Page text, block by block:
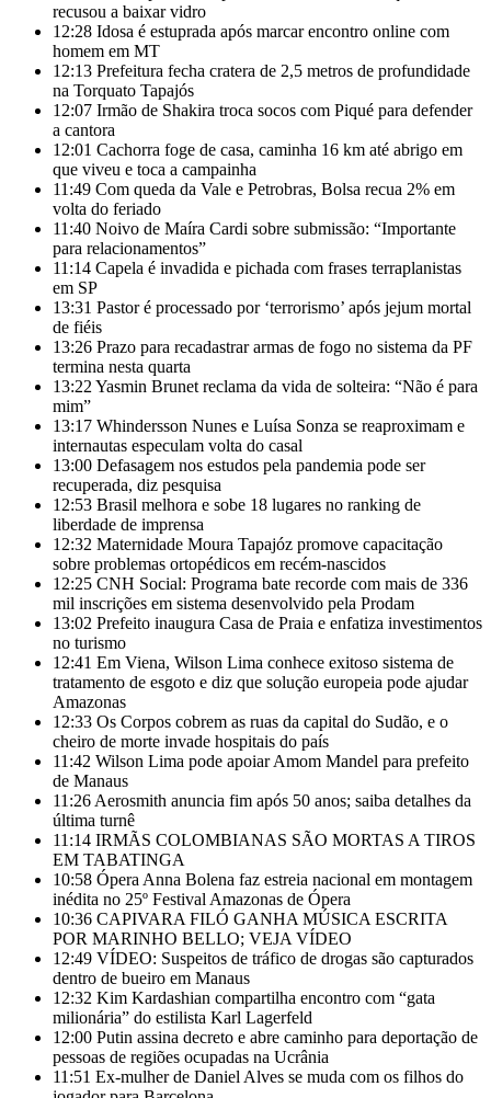
recusou a baixar vidro
12:28 Idosa é estuprada após marcar encontro online com
homem em MT
12:13 Prefeitura fecha cratera de 2,5 metros de profundidade
na Torquato Tapajós
12:07 Irmão de Shakira troca socos com Piqué para defender
a cantora
12:01 Cachorra foge de casa, caminha 16 km até abrigo em
que viveu e toca a campainha
11:49 Com queda da Vale e Petrobras, Bolsa recua 2% em
volta do feriado
11:40 Noivo de Maíra Cardi sobre submissão: “Importante
para relacionamentos”
11:14 Capela é invadida e pichada com frases terraplanistas
em SP
13:31 Pastor é processado por ‘terrorismo’ após jejum mortal
de fiéis
13:26 Prazo para recadastrar armas de fogo no sistema da PF
termina nesta quarta
13:22 Yasmin Brunet reclama da vida de solteira: “Não é para
mim”
13:17 Whindersson Nunes e Luísa Sonza se reaproximam e
internautas especulam volta do casal
13:00 Defasagem nos estudos pela pandemia pode ser
recuperada, diz pesquisa
12:53 Brasil melhora e sobe 18 lugares no ranking de
liberdade de imprensa
12:32 Maternidade Moura Tapajóz promove capacitação
sobre problemas ortopédicos em recém-nascidos
12:25 CNH Social: Programa bate recorde com mais de 336
mil inscrições em sistema desenvolvido pela Prodam
13:02 Prefeito inaugura Casa de Praia e enfatiza investimentos
no turismo
12:41 Em Viena, Wilson Lima conhece exitoso sistema de
tratamento de esgoto e diz que solução europeia pode ajudar
Amazonas
12:33 Os Corpos cobrem as ruas da capital do Sudão, e o
cheiro de morte invade hospitais do país
11:42 Wilson Lima pode apoiar Amom Mandel para prefeito
de Manaus
11:26 Aerosmith anuncia fim após 50 anos; saiba detalhes da
última turnê
11:14 IRMÃS COLOMBIANAS SÃO MORTAS A TIROS
EM TABATINGA
10:58 Ópera Anna Bolena faz estreia nacional em montagem
inédita no 25º Festival Amazonas de Ópera
10:36 CAPIVARA FILÓ GANHA MÚSICA ESCRITA
POR MARINHO BELLO; VEJA VÍDEO
12:49 VÍDEO: Suspeitos de tráfico de drogas são capturados
dentro de bueiro em Manaus
12:32 Kim Kardashian compartilha encontro com “gata
milionária” do estilista Karl Lagerfeld
12:00 Putin assina decreto e abre caminho para deportação de
pessoas de regiões ocupadas na Ucrânia
11:51 Ex-mulher de Daniel Alves se muda com os filhos do